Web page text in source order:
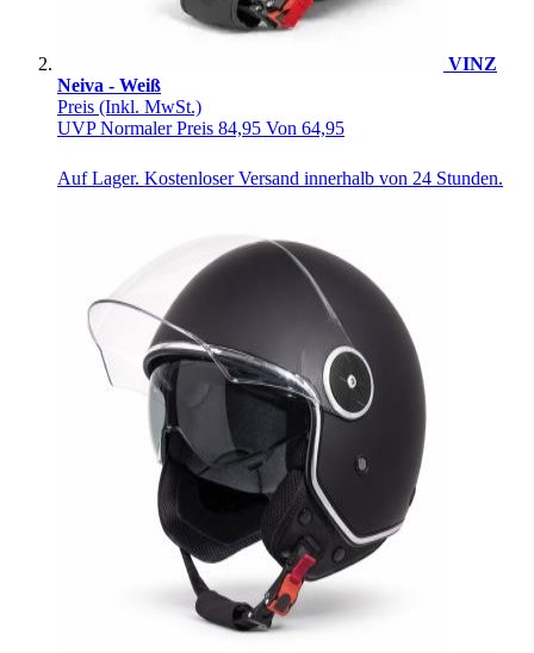
VINZ
Neiva - Weiß
Preis (Inkl. MwSt.)
UVPNormaler Preis 84,95 Von 64,95
Auf Lager. Kostenloser Versand innerhalb von 24 Stunden.